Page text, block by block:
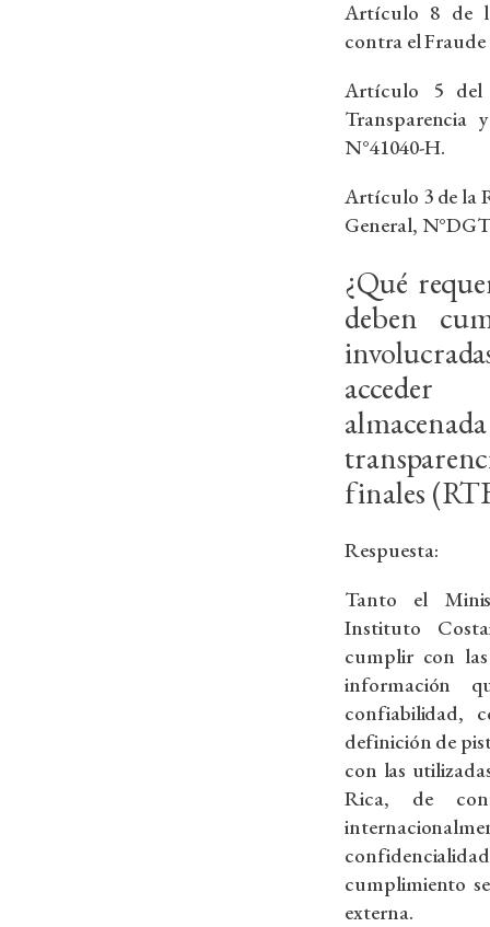
Artículo 8 de
contra el Fraude
Artículo 5 del
Transparencia
N°41040-H.
Artículo 3 de la
General,
¿Qué
deben
finales
Respuesta:
Tanto el
Instituto
cumplir con
información
confiabilidad,
definición de
con las
Rica, de
cumplimiento
externa.